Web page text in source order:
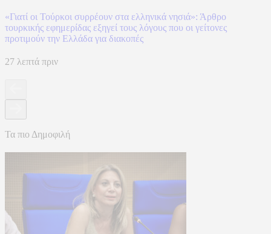
«Γιατί οι Τούρκοι συρρέουν στα ελληνικά νησιά»: Άρθρο
τουρκικής εφημερίδας εξηγεί τους λόγους που οι γείτονες
προτιμούν την Ελλάδα για διακοπές
27 λεπτά πριν
Τα πιο Δημοφιλή